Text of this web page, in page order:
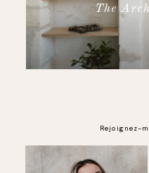
The
Rejoignez-